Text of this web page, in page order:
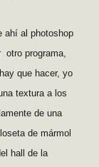
ahí al photoshop
otro programa,
que hacer, yo
textura a los
de una
de mármol
hall de la